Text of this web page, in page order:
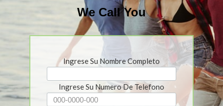
We Call You
Ingrese Su Nombre Completo
Ingrese Su Numero De Telefono